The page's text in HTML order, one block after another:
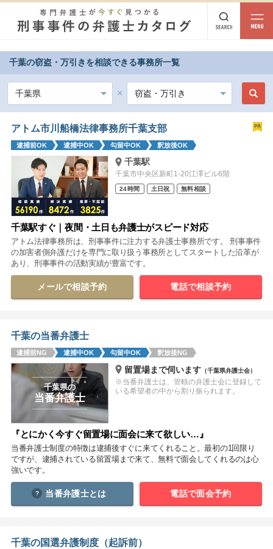
都道府県から探す
北海道・東北
北海道 青森 岩手 宮城 秋田
北陸・甲信越
新潟 富山 石川 福井 山梨 長野
関東
東海
岐阜 静岡 愛知 三重
関西
中国
鳥取 島根 岡山 広島 山口
四国
香川 愛媛
九州・沖縄
福岡 佐賀 長崎 熊本 大分 宮崎 鹿児島
沖縄
千葉の窃盗・万引きを相談できる事務所一覧
アトム市川船橋法律事務所千葉支部
逮捕前OK 逮捕中OK 勾留中OK 釈放後OK
千葉駅
千葉市中央区新町1-20江澤ビル6階
24時間 土日祝 無料相談
千葉駅すぐ｜夜間・土日も弁護士がスピード対応
アトム法律事務所は、刑事事件に注力する弁護士事務所です。 刑事事件
の加害者側弁護だけを専門に取り扱う事務所としてスタートした沿革が
あり、刑事事件の活動実績が豊富です。
メールで相談予約 電話で相談予約
千葉の当番弁護士
逮捕前NG 逮捕中OK 勾留中OK 釈放後NG
千葉県の
当番弁護士
留置場まで伺います（千葉県弁護士会）
※当番弁護士は、管轄の弁護士会に登録して
いる希望者の中から割り振られます。
『とにかく今すぐ留置場に面会に来て欲しい…』
当番弁護士制度の特徴は逮捕後すぐに来てくれること。最初の1回限り
ですが、逮捕されている留置場まで来て、無料で面会してくれるのは心
強いです。
当番弁護士とは 電話で面会予約
千葉の国選弁護制度（起訴前）